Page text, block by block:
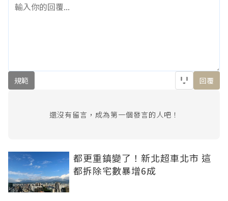
規範 回覆
還沒有留言，成為第一個發言的人吧！
都更重鎮變了！新北超車北市 這
都拆除宅數暴增6成